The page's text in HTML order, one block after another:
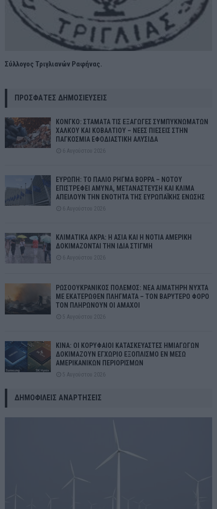
Σύλλογος Τριγλιανών Ραφήνας.
ΠΡΌΣΦΑΤΕΣ ΔΗΜΟΣΙΕΎΣΕΙΣ
ΚΟΝΓΚΟ: ΣΤΑΜΑΤΑ ΤΙΣ ΕΞΑΓΩΓΕΣ ΣΥΜΠΥΚΝΩΜΑΤΩΝ
ΧΑΛΚΟΥ ΚΑΙ ΚΟΒΑΛΤΙΟΥ – ΝΕΕΣ ΠΙΕΣΕΙΣ ΣΤΗΝ
ΠΑΓΚΟΣΜΙΑ ΕΦΟΔΙΑΣΤΙΚΗ ΑΛΥΣΙΔΑ
6 Αυγούστου 2026
ΕΥΡΩΠΗ: ΤΟ ΠΑΛΙΟ ΡΗΓΜΑ ΒΟΡΡΑ – ΝΟΤΟΥ
ΕΠΙΣΤΡΕΦΕΙ ΑΜΥΝΑ, ΜΕΤΑΝΑΣΤΕΥΣΗ ΚΑΙ ΚΛΙΜΑ
ΑΠΕΙΛΟΥΝ ΤΗΝ ΕΝΟΤΗΤΑ ΤΗΣ ΕΥΡΩΠΑΪΚΗΣ ΕΝΩΣΗΣ
6 Αυγούστου 2026
ΚΛΙΜΑΤΙΚΑ ΑΚΡΑ: Η ΑΣΙΑ ΚΑΙ Η ΝΟΤΙΑ ΑΜΕΡΙΚΗ
ΔΟΚΙΜΑΖΟΝΤΑΙ ΤΗΝ ΙΔΙΑ ΣΤΙΓΜΗ
6 Αυγούστου 2026
ΡΩΣΟΟΥΚΡΑΝΙΚΟΣ ΠΟΛΕΜΟΣ: ΝΕΑ ΑΙΜΑΤΗΡΗ ΝΥΧΤΑ
ΜΕ ΕΚΑΤΕΡΩΘΕΝ ΠΛΗΓΜΑΤΑ – ΤΟΝ ΒΑΡΥΤΕΡΟ ΦΟΡΟ
ΤΟΝ ΠΛΗΡΩΝΟΥΝ ΟΙ ΑΜΑΧΟΙ
5 Αυγούστου 2026
ΚΙΝΑ: ΟΙ ΚΟΡΥΦΑΙΟΙ ΚΑΤΑΣΚΕΥΑΣΤΕΣ ΗΜΙΑΓΩΓΩΝ
ΔΟΚΙΜΑΖΟΥΝ ΕΓΧΩΡΙΟ ΕΞΟΠΛΙΣΜΟ ΕΝ ΜΕΣΩ
ΑΜΕΡΙΚΑΝΙΚΩΝ ΠΕΡΙΟΡΙΣΜΩΝ
5 Αυγούστου 2026
ΔΗΜΟΦΙΛΕΊΣ ΑΝΑΡΤΉΣΕΙΣ